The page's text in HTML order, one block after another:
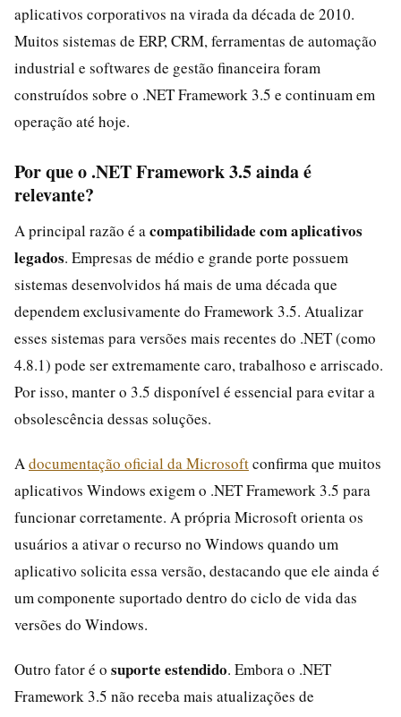
aplicativos corporativos na virada da década de 2010.
Muitos sistemas de ERP, CRM, ferramentas de automação
industrial e softwares de gestão financeira foram
construídos sobre o .NET Framework 3.5 e continuam em
operação até hoje.
Por que o .NET Framework 3.5 ainda é
relevante?
A principal razão é a compatibilidade com aplicativos
legados. Empresas de médio e grande porte possuem
sistemas desenvolvidos há mais de uma década que
dependem exclusivamente do Framework 3.5. Atualizar
esses sistemas para versões mais recentes do .NET (como
4.8.1) pode ser extremamente caro, trabalhoso e arriscado.
Por isso, manter o 3.5 disponível é essencial para evitar a
obsolescência dessas soluções.
A documentação oficial da Microsoftconfirma que muitos
aplicativos Windows exigem o .NET Framework 3.5 para
funcionar corretamente. A própria Microsoft orienta os
usuários a ativar o recurso no Windows quando um
aplicativo solicita essa versão, destacando que ele ainda é
um componente suportado dentro do ciclo de vida das
versões do Windows.
Outro fator é o suporte estendido. Embora o .NET
Framework 3.5 não receba mais atualizações de